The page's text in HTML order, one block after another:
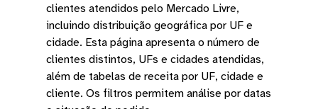
clientes atendidos pelo Mercado Livre,
incluindo distribuição geográfica por UF e
cidade. Esta página apresenta o número de
clientes distintos, UFs e cidades atendidas,
além de tabelas de receita por UF, cidade e
cliente. Os filtros permitem análise por datas